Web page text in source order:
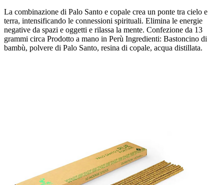
La combinazione di Palo Santo e copale crea un ponte tra cielo e
terra, intensificando le connessioni spirituali. Elimina le energie
negative da spazi e oggetti e rilassa la mente. Confezione da 13
grammi circa Prodotto a mano in Perù Ingredienti: Bastoncino di
bambù, polvere di Palo Santo, resina di copale, acqua distillata.